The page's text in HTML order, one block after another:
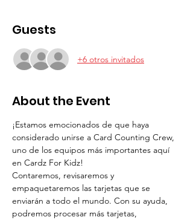
Guests
+6 otros invitados
About the Event
¡Estamos emocionados de que haya
considerado unirse a Card Counting Crew,
uno de los equipos más importantes aquí
en Cardz For Kidz!
Contaremos, revisaremos y
empaquetaremos las tarjetas que se
enviarán a todo el mundo. Con su ayuda,
podremos procesar más tarjetas,